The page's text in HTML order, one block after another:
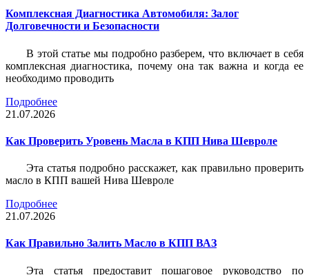
Комплексная Диагностика Автомобиля: Залог
Долговечности и Безопасности
В этой статье мы подробно разберем, что включает в себя
комплексная диагностика, почему она так важна и когда ее
необходимо проводить
Подробнее
21.07.2026
Как Проверить Уровень Масла в КПП Нива Шевроле
Эта статья подробно расскажет, как правильно проверить
масло в КПП вашей Нива Шевроле
Подробнее
21.07.2026
Как Правильно Залить Масло в КПП ВАЗ
Эта статья предоставит пошаговое руководство по